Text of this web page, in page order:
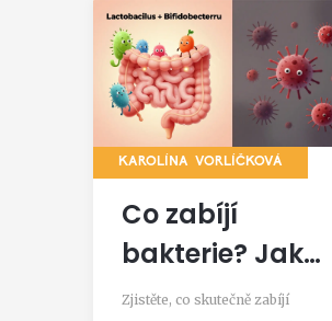
KAROLÍNA VORLÍČKOVÁ
Co zabíjí
bakterie? Jak
probiotika a
Zjistěte, co skutečně zabíjí